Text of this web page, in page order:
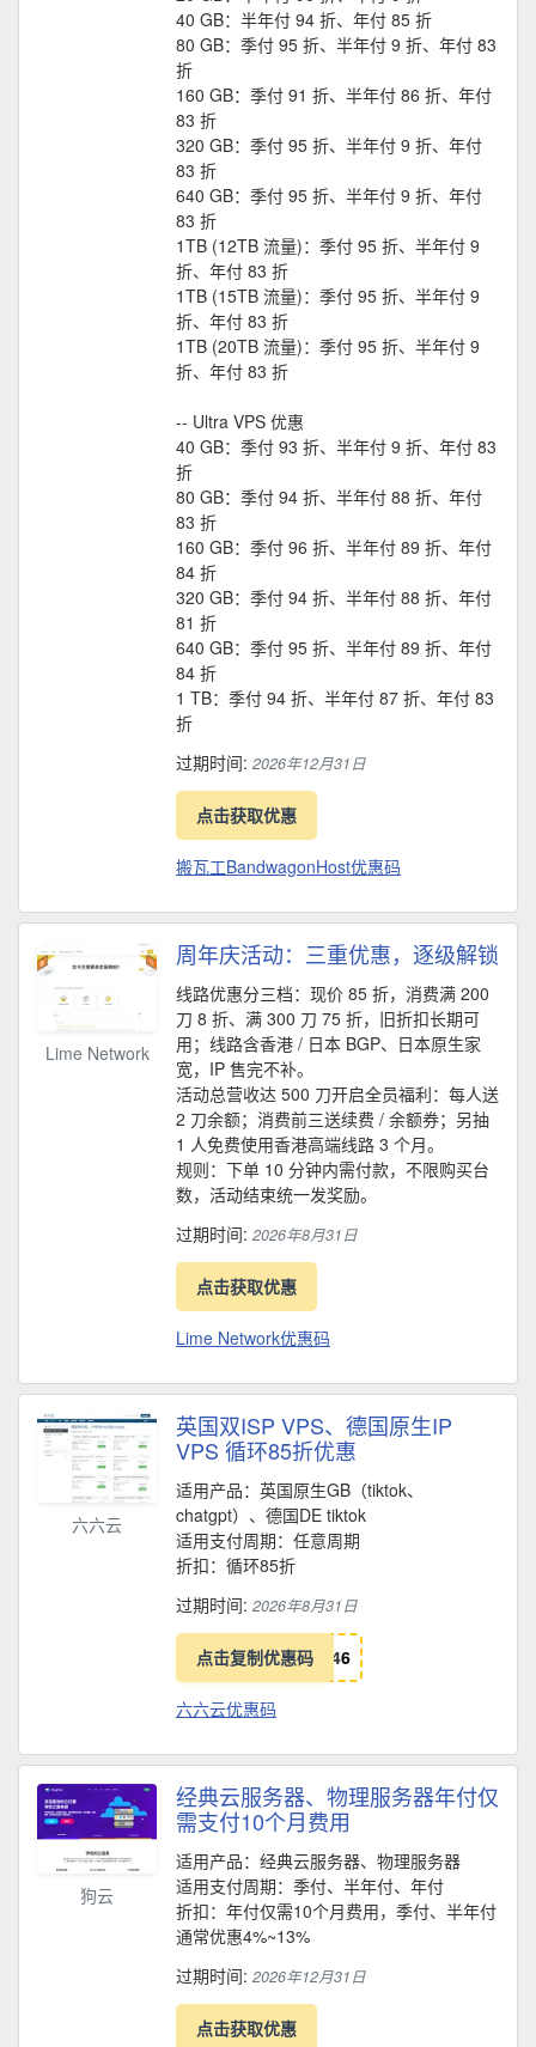
40 GB：半年付 94 折、年付 85 折
80 GB：季付 95 折、半年付 9 折、年付 83
折
160 GB：季付 91 折、半年付 86 折、年付
83 折
320 GB：季付 95 折、半年付 9 折、年付
83 折
640 GB：季付 95 折、半年付 9 折、年付
83 折
1TB (12TB 流量)：季付 95 折、半年付 9
折、年付 83 折
1TB (15TB 流量)：季付 95 折、半年付 9
折、年付 83 折
1TB (20TB 流量)：季付 95 折、半年付 9
折、年付 83 折
-- Ultra VPS 优惠
40 GB：季付 93 折、半年付 9 折、年付 83
折
80 GB：季付 94 折、半年付 88 折、年付
83 折
160 GB：季付 96 折、半年付 89 折、年付
84 折
320 GB：季付 94 折、半年付 88 折、年付
81 折
640 GB：季付 95 折、半年付 89 折、年付
84 折
1 TB：季付 94 折、半年付 87 折、年付 83
折
过期时间: 2026年12月31日
点击获取优惠
搬瓦工BandwagonHost优惠码
Lime Network
周年庆活动：三重优惠，逐级解锁
线路优惠分三档：现价 85 折，消费满 200
刀 8 折、满 300 刀 75 折，旧折扣长期可
用；线路含香港 / 日本 BGP、日本原生家
宽，IP 售完不补。
活动总营收达 500 刀开启全员福利：每人送
2 刀余额；消费前三送续费 / 余额券；另抽
1 人免费使用香港高端线路 3 个月。
规则：下单 10 分钟内需付款，不限购买台
数，活动结束统一发奖励。
过期时间: 2026年8月31日
点击获取优惠
Lime Network优惠码
六六云
英国双ISP VPS、德国原生IP
VPS 循环85折优惠
适用产品：英国原生GB（tiktok、
chatgpt）、德国DE tiktok
适用支付周期：任意周期
折扣：循环85折
过期时间: 2026年8月31日
点击复制优惠码 46
六六云优惠码
狗云
经典云服务器、物理服务器年付仅
需支付10个月费用
适用产品：经典云服务器、物理服务器
适用支付周期：季付、半年付、年付
折扣：年付仅需10个月费用，季付、半年付
通常优惠4%~13%
过期时间: 2026年12月31日
点击获取优惠